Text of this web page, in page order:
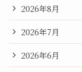
2026年8月
2026年7月
2026年6月